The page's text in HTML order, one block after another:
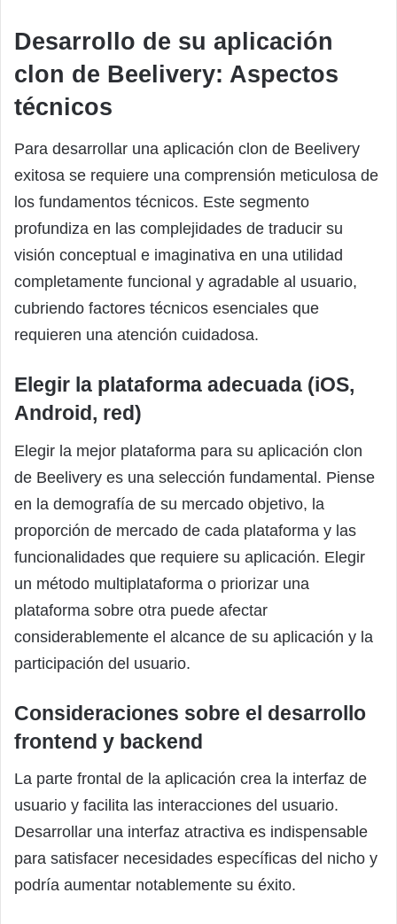
Desarrollo de su aplicación
clon de Beelivery: Aspectos
técnicos
Para desarrollar una aplicación clon de Beelivery
exitosa se requiere una comprensión meticulosa de
los fundamentos técnicos. Este segmento
profundiza en las complejidades de traducir su
visión conceptual e imaginativa en una utilidad
completamente funcional y agradable al usuario,
cubriendo factores técnicos esenciales que
requieren una atención cuidadosa.
Elegir la plataforma adecuada (iOS,
Android, red)
Elegir la mejor plataforma para su aplicación clon
de Beelivery es una selección fundamental. Piense
en la demografía de su mercado objetivo, la
proporción de mercado de cada plataforma y las
funcionalidades que requiere su aplicación. Elegir
un método multiplataforma o priorizar una
plataforma sobre otra puede afectar
considerablemente el alcance de su aplicación y la
participación del usuario.
Consideraciones sobre el desarrollo
frontend y backend
La parte frontal de la aplicación crea la interfaz de
usuario y facilita las interacciones del usuario.
Desarrollar una interfaz atractiva es indispensable
para satisfacer necesidades específicas del nicho y
podría aumentar notablemente su éxito.